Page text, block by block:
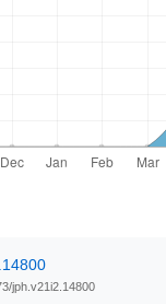
jph.v21i2.14800